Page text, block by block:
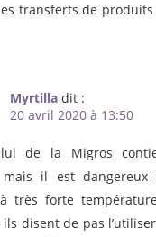
transferts de
Myrtilla dit :
20 avril 2020 à 13:50
de la Migros
mais il est dangereux
très forte
ils disent de pas